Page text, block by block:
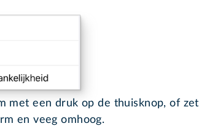
met een druk op de thuisknop, of zet
en veeg omhoog.